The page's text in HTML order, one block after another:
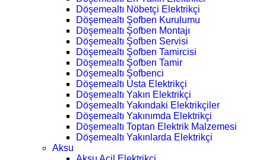
Döşemealtı Nöbetçi Elektrikçi
Döşemealtı Şofben Kurulumu
Döşemealtı Şofben Montajı
Döşemealtı Şofben Servisi
Döşemealtı Şofben Tamircisi
Döşemealtı Şofben Tamir
Döşemealtı Şofbenci
Döşemealtı Usta Elektrikçi
Döşemealtı Yakın Elektrikçi
Döşemealtı Yakındaki Elektrikçiler
Döşemealtı Yakınımda Elektrikçi
Döşemealtı Toptan Elektrik Malzemesi
Döşemealtı Yakınlarda Elektrikçi
Aksu